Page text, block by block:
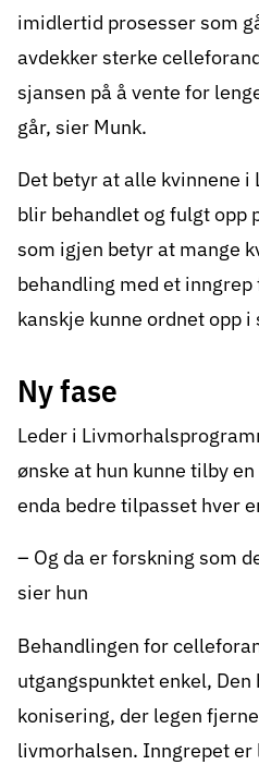
imidlertid prosesser som
avdekker sterke
sjansen på å vente for
går, sier Munk.
Det betyr at alle kvinnene
blir behandlet og fulgt opp
som igjen betyr at mange
behandling med et
kanskje kunne ordnet opp i
Ny fase
Leder i
ønske at hun kunne tilby
enda bedre tilpasset hver
– Og da er forskning som
sier hun
Behandlingen for
utgangspunktet enkel,
konisering, der legen
livmorhalsen. Inngrepet